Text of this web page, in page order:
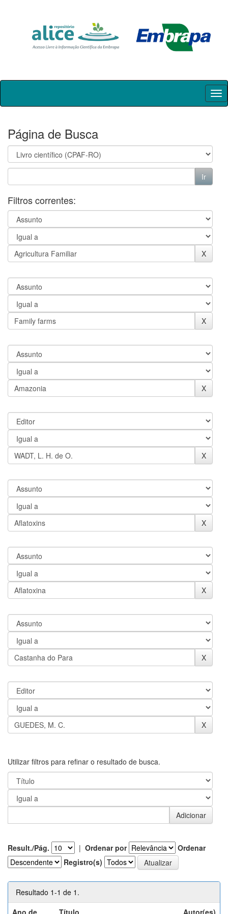
Skip
Página de Busca
Filtros correntes:
Utilizar filtros para refinar o resultado de busca.
Result./Pág. | Ordenar por
Ordenar
Registro(s)
Resultado 1-1 de 1.
Ano de
Título Autor(es)